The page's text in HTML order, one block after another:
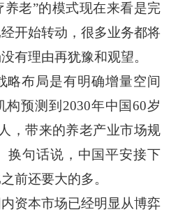
老”的模式现在来看是完
开始转动，很多业务都将
有理由再犹豫和观望。
略布局是有明确增量空间
预测到2030年中国60岁
，带来的养老产业市场规
换句话说，中国平安接下
前还要大的多。
资本市场已经明显从博弈